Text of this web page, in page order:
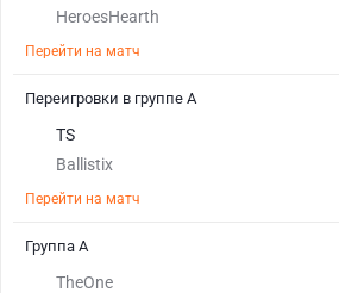
HeroesHearth
Перейти на матч
TS
Ballistix
Перейти на матч
Переигровки в группе A
TheOne
Группа A